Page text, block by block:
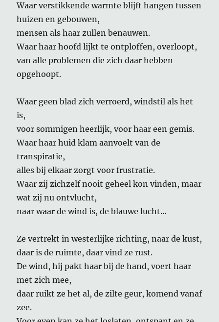
Waar verstikkende warmte blijft hangen tussen
huizen en gebouwen,
mensen als haar zullen benauwen.
Waar haar hoofd lijkt te ontploffen, overloopt,
van alle problemen die zich daar hebben
opgehoopt.
Waar geen blad zich verroerd, windstil als het
is,
voor sommigen heerlijk, voor haar een gemis.
Waar haar huid klam aanvoelt van de
transpiratie,
alles bij elkaar zorgt voor frustratie.
Waar zij zichzelf nooit geheel kon vinden, maar
wat zij nu ontvlucht,
naar waar de wind is, de blauwe lucht…
Ze vertrekt in westerlijke richting, naar de kust,
daar is de ruimte, daar vind ze rust.
De wind, hij pakt haar bij de hand, voert haar
met zich mee,
daar ruikt ze het al, de zilte geur, komend vanaf
zee.